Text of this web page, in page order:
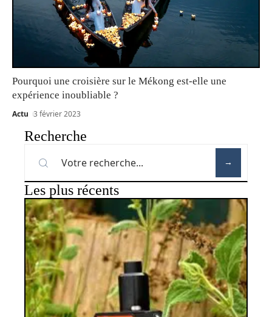
Pourquoi une croisière sur le Mékong est-elle une
expérience inoubliable ?
Actu 3 février 2023
Recherche
Les plus récents